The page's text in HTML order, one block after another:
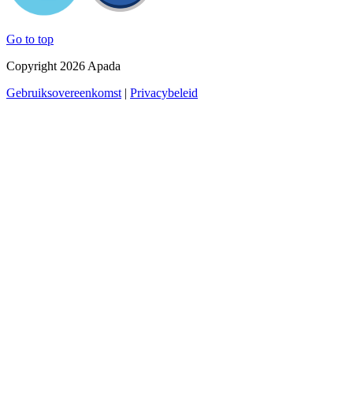
Go to top
Copyright 2026 Apada
Gebruiksovereenkomst | Privacybeleid